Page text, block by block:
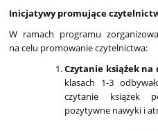
Inicjatywy promujące
W ramach programu
na celu promowanie czytelnictwa:
Czytanie książek na
klasach 1-3
czytanie książek
pozytywne nawyki i